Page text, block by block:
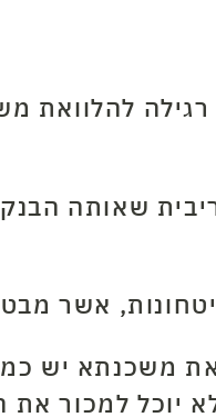
רגילה
שאותה
אשר
משכנתא יש
יוכל למכור